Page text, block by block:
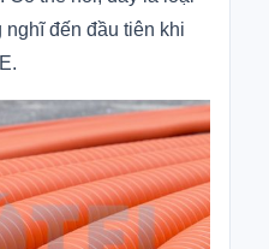
đến đầu tiên khi